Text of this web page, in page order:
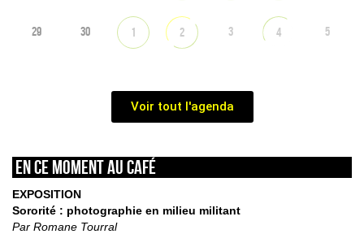
29 30 1 2 3 4 5
Voir tout l'agenda
En ce moment au café
EXPOSITION
Sororité : photographie en milieu militant
Par Romane Tourral